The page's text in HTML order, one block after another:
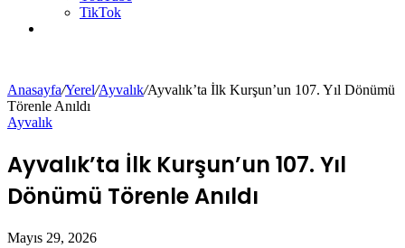
TikTok
Anasayfa/Yerel/Ayvalık/Ayvalık’ta İlk Kurşun’un 107. Yıl Dönümü
Törenle Anıldı
Ayvalık
Ayvalık’ta İlk Kurşun’un 107. Yıl
Dönümü Törenle Anıldı
Mayıs 29, 2026